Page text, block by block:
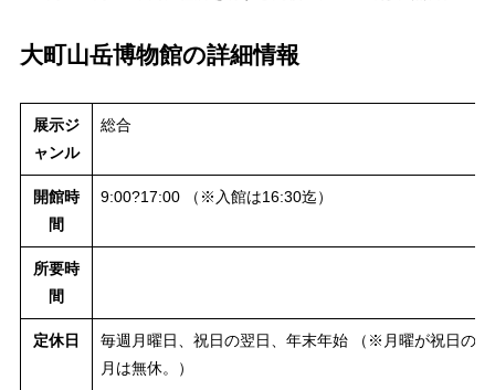
大町山岳博物館の詳細情報
展示ジ
ャンル
総合
開館時
間
9:00?17:00 （※入館は16:30迄）
所要時
間
定休日
毎週月曜日、祝日の翌日、年末年始 （※月曜が祝日の
月は無休。）